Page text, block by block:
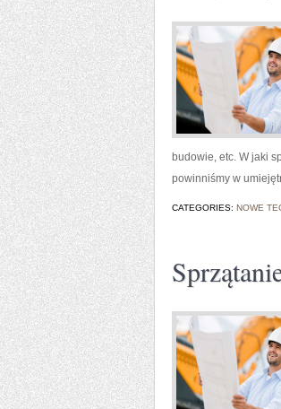
budowie, etc. W jaki
powinniśmy w
CATEGORIES: NOWE